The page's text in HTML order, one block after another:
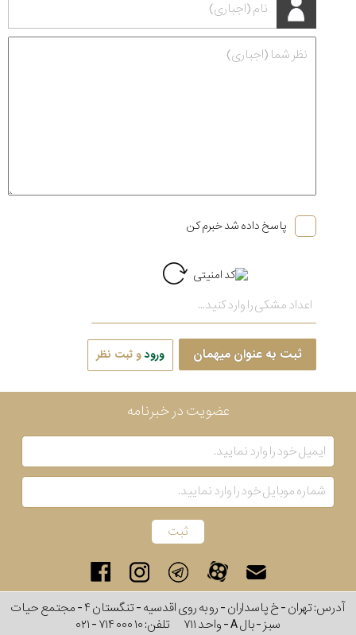
پاسخ داده شد خبرم کن
ثبت به عنوان میهمان ورودو ثبت نظر
عضویت در خبرنامه
آدرس: تهران - خ پاسداران - رو به روی اقدسیه - تنگستان ۴ - مجتمع حیات
سبز - بال A - واحد ۷۱۱
تلفن:۰۲۱ - ۷۱۴ ۰۰۰ ۱۰